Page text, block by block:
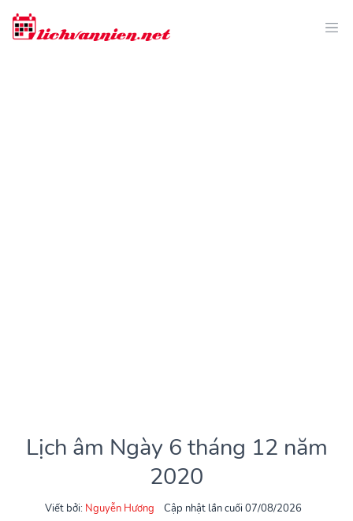
Lịch âm Ngày 6 tháng 12 năm
2020
Viết bởi: Nguyễn Hương
Cập nhật lần cuối 07/08/2026